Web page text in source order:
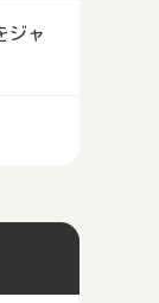
ジャ